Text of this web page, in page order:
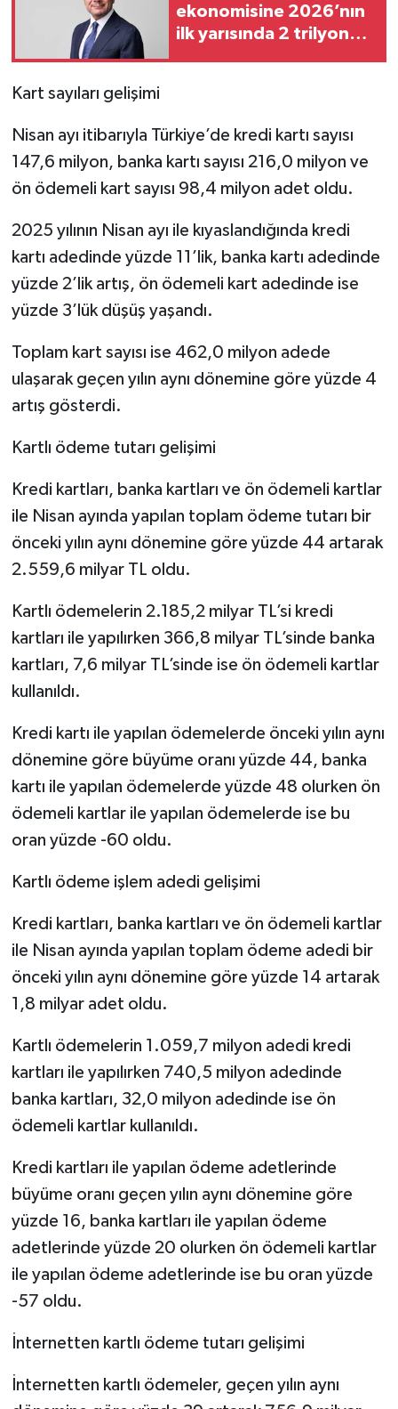
ekonomisine 2026’nın
ilk yarısında 2 trilyon
Kart sayıları gelişimi
Nisan ayı itibarıyla Türkiye’de kredi kartı sayısı
147,6 milyon, banka kartı sayısı 216,0 milyon ve
ön ödemeli kart sayısı 98,4 milyon adet oldu.
2025 yılının Nisan ayı ile kıyaslandığında kredi
kartı adedinde yüzde 11’lik, banka kartı adedinde
yüzde 2’lik artış, ön ödemeli kart adedinde ise
yüzde 3’lük düşüş yaşandı.
Toplam kart sayısı ise 462,0 milyon adede
ulaşarak geçen yılın aynı dönemine göre yüzde 4
artış gösterdi.
Kartlı ödeme tutarı gelişimi
Kredi kartları, banka kartları ve ön ödemeli kartlar
ile Nisan ayında yapılan toplam ödeme tutarı bir
önceki yılın aynı dönemine göre yüzde 44 artarak
2.559,6 milyar TL oldu.
Kartlı ödemelerin 2.185,2 milyar TL’si kredi
kartları ile yapılırken 366,8 milyar TL’sinde banka
kartları, 7,6 milyar TL’sinde ise ön ödemeli kartlar
kullanıldı.
Kredi kartı ile yapılan ödemelerde önceki yılın aynı
dönemine göre büyüme oranı yüzde 44, banka
kartı ile yapılan ödemelerde yüzde 48 olurken ön
ödemeli kartlar ile yapılan ödemelerde ise bu
oran yüzde -60 oldu.
Kartlı ödeme işlem adedi gelişimi
Kredi kartları, banka kartları ve ön ödemeli kartlar
ile Nisan ayında yapılan toplam ödeme adedi bir
önceki yılın aynı dönemine göre yüzde 14 artarak
1,8 milyar adet oldu.
Kartlı ödemelerin 1.059,7 milyon adedi kredi
kartları ile yapılırken 740,5 milyon adedinde
banka kartları, 32,0 milyon adedinde ise ön
ödemeli kartlar kullanıldı.
Kredi kartları ile yapılan ödeme adetlerinde
büyüme oranı geçen yılın aynı dönemine göre
yüzde 16, banka kartları ile yapılan ödeme
adetlerinde yüzde 20 olurken ön ödemeli kartlar
ile yapılan ödeme adetlerinde ise bu oran yüzde
-57 oldu.
İnternetten kartlı ödeme tutarı gelişimi
İnternetten kartlı ödemeler, geçen yılın aynı